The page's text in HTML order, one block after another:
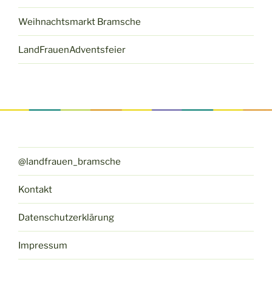
Weihnachtsmarkt Bramsche
LandFrauenAdventsfeier
@landfrauen_bramsche
Kontakt
Datenschutzerklärung
Impressum